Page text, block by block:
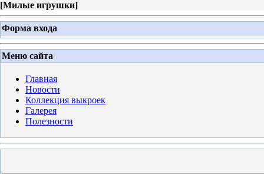
[Милые игрушки]
Форма входа
Меню сайта
Главная
Новости
Коллекция выкроек
Галерея
Полезности